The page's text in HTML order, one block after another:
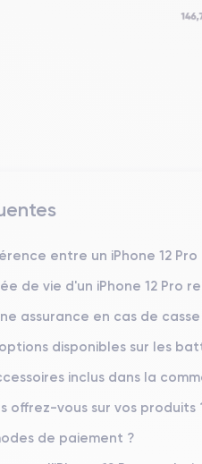
entre un iPhone 12
de vie d'un iPhone 12 Pro
assurance en cas de
disponibles sur les
inclus dans la
offrez-vous sur vos produits
de paiement ?